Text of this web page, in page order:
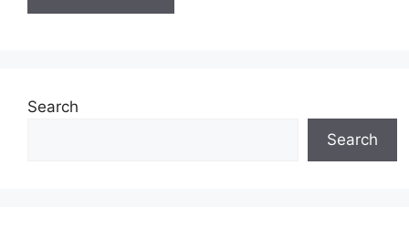
Search
Search